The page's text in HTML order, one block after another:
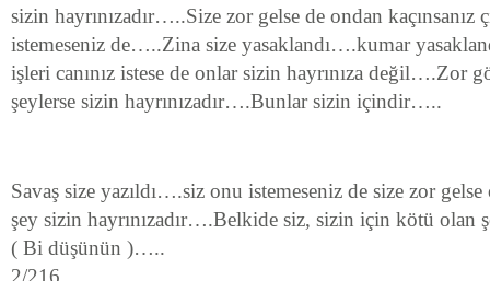
sizin hayrınızadır…..Size zor gelse de ondan kaçınsanız
istemeseniz de…..Zina size yasaklandı….kumar
işleri canınız istese de onlar sizin hayrınıza değil….Zor
şeylerse sizin hayrınızadır….Bunlar sizin içindir…..
Savaş size yazıldı….siz onu istemeseniz de size zor gelse
şey sizin hayrınızadır….Belkide siz, sizin için kötü
( Bi düşünün )…..
2/216